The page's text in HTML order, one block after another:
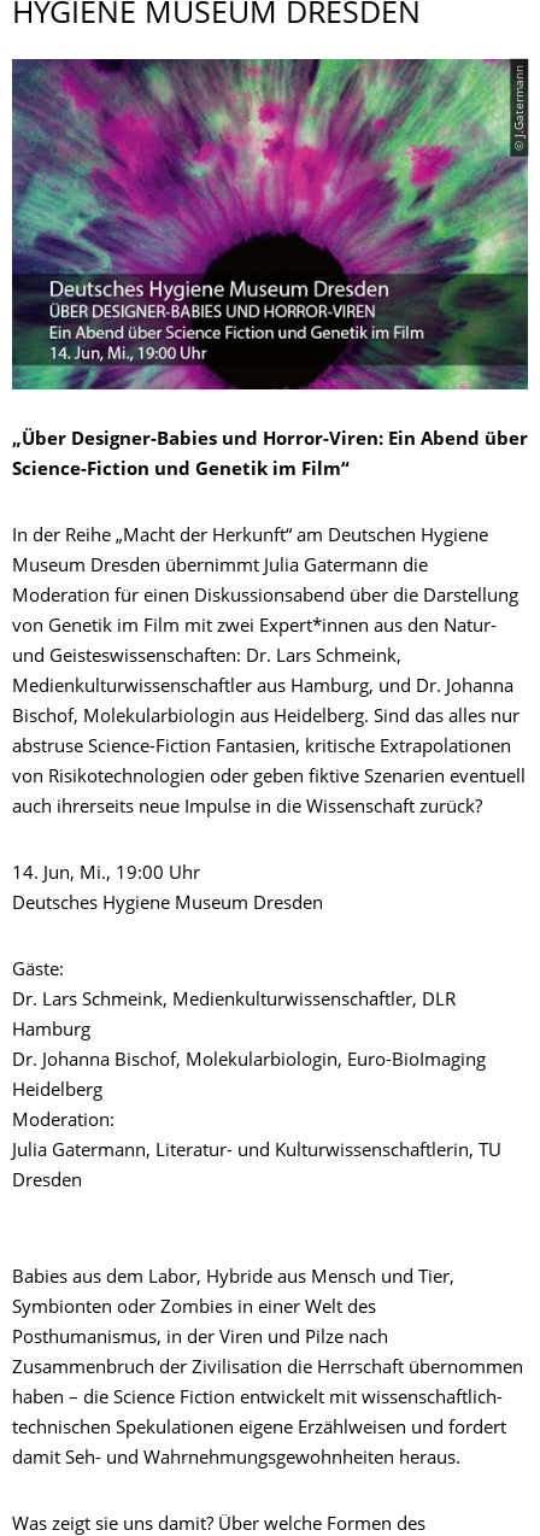
HYGIENE MUSEUM DRESDEN
© J.Gatermann
„Über Designer-Babies und Horror-Viren: Ein Abend über
Science-Fiction und Genetik im Film“
In der Reihe „Macht der Herkunft“ am Deutschen Hygiene
Museum Dresden übernimmt Julia Gatermann die
Moderation für einen Diskussionsabend über die Darstellung
von Genetik im Film mit zwei Expert*innen aus den Natur-
und Geisteswissenschaften: Dr. Lars Schmeink,
Medienkulturwissenschaftler aus Hamburg, und Dr. Johanna
Bischof, Molekularbiologin aus Heidelberg. Sind das alles nur
abstruse Science-Fiction Fantasien, kritische Extrapolationen
von Risikotechnologien oder geben fiktive Szenarien eventuell
auch ihrerseits neue Impulse in die Wissenschaft zurück?
14. Jun, Mi., 19:00 Uhr
Deutsches Hygiene Museum Dresden
Gäste:
Dr. Lars Schmeink, Medienkulturwissenschaftler, DLR
Hamburg
Dr. Johanna Bischof, Molekularbiologin, Euro-BioImaging
Heidelberg
Moderation:
Julia Gatermann, Literatur- und Kulturwissenschaftlerin, TU
Dresden
Babies aus dem Labor, Hybride aus Mensch und Tier,
Symbionten oder Zombies in einer Welt des
Posthumanismus, in der Viren und Pilze nach
Zusammenbruch der Zivilisation die Herrschaft übernommen
haben – die Science Fiction entwickelt mit wissenschaftlich-
technischen Spekulationen eigene Erzählweisen und fordert
damit Seh- und Wahrnehmungsgewohnheiten heraus.
Was zeigt sie uns damit? Über welche Formen des